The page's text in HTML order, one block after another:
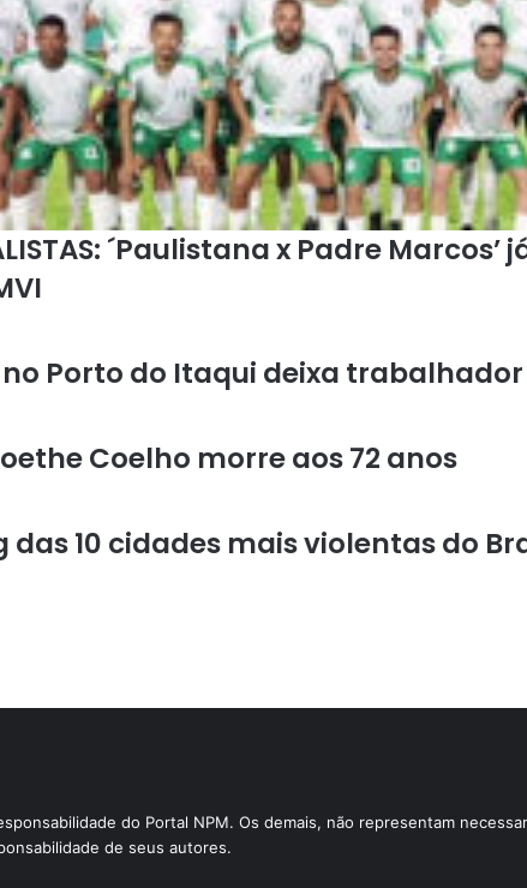
´Paulistana x Padre
Porto do Itaqui deixa trabalhador
Coelho morre aos 72 anos
10 cidades mais violentas do
do Portal NPM. Os demais, não representam
de seus autores.